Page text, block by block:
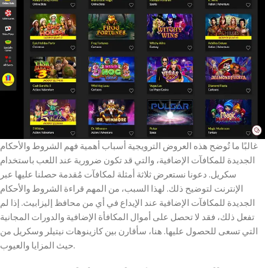
غالبًا ما تُوضح هذه العروض الترويجية أسباب أهمية فهم الشروط والأحكام
الجديدة للمكافآت الإضافية، والتي قد تكون ضرورية عند اللعب باستخدام
سكريل. دعونا نستعرض ثلاثة أمثلة لمكافآت مُقدمة حصلنا عليها عبر
الإنترنت لتوضيح ذلك. لهذا السبب، من المهم قراءة الشروط والأحكام
الجديدة للمكافآت الإضافية عند الإيداع في أي من محافظ إليزابيث. إذا لم
تفعل ذلك، فقد لا تحصل على أموال المكافأة الإضافية والدورات المجانية
التي تسعى للحصول عليها. هنا، سأقارن بين كازينوهات نيتيلر وسكريل من
حيث المزايا والعيوب.